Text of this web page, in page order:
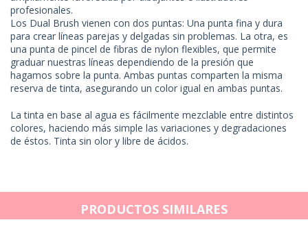
profesionales.
Los Dual Brush vienen con dos puntas: Una punta fina y dura
para crear líneas parejas y delgadas sin problemas. La otra, es
una punta de pincel de fibras de nylon flexibles, que permite
graduar nuestras líneas dependiendo de la presión que
hagamos sobre la punta. Ambas puntas comparten la misma
reserva de tinta, asegurando un color igual en ambas puntas.
La tinta en base al agua es fácilmente mezclable entre distintos
colores, haciendo más simple las variaciones y degradaciones
de éstos. Tinta sin olor y libre de ácidos.
PRODUCTOS SIMILARES